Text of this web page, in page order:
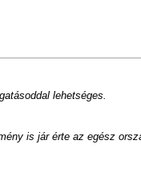
lehetséges.
is jár érte az egész